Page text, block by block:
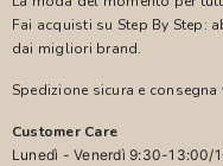
Fai acquisti su Step By Step:
dai migliori brand.
Spedizione sicura e
Customer Care
Lunedì - Venerdì 9:30-13:00/